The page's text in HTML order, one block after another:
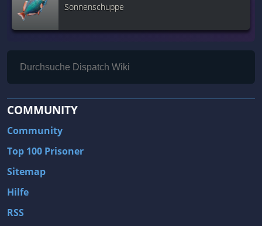
Sonnenschuppe
COMMUNITY
Community
Top 100 Prisoner
Sitemap
Hilfe
RSS